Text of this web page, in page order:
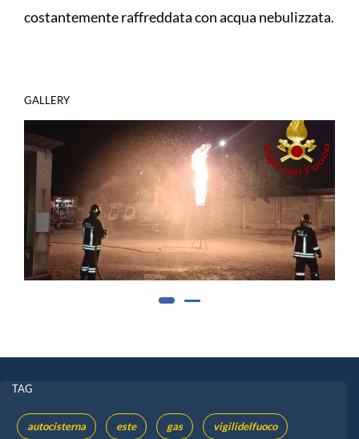
costantemente raffreddata con acqua nebulizzata.
GALLERY
TAG
autocisterna este gas vigilidelfuoco